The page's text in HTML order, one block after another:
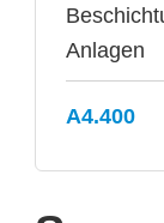
Anlagen
A4.400